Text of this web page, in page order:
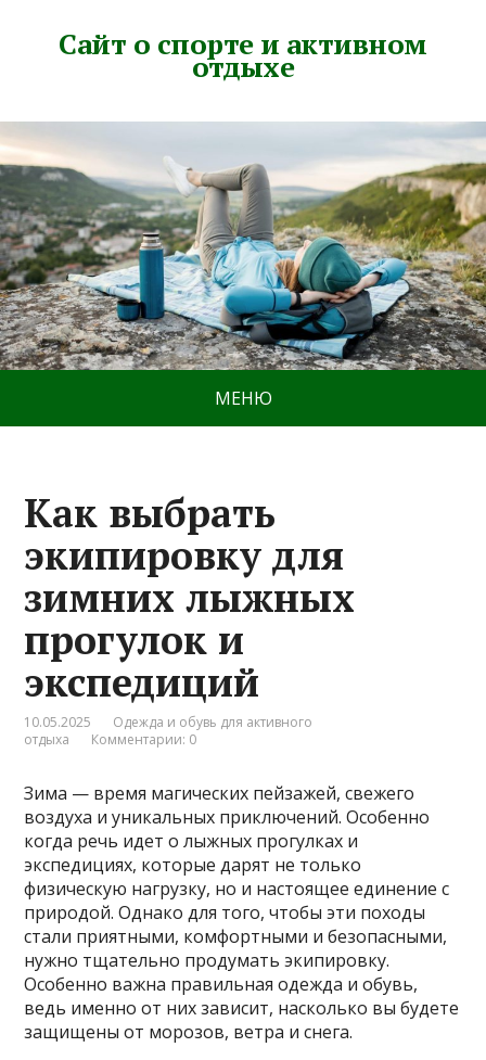
Сайт о спорте и активном
отдыхе
МЕНЮ
Как выбрать
экипировку для
зимних лыжных
прогулок и
экспедиций
10.05.2025
Одежда и обувь для активного
отдыха
Комментарии: 0
Зима — время магических пейзажей, свежего
воздуха и уникальных приключений. Особенно
когда речь идет о лыжных прогулках и
экспедициях, которые дарят не только
физическую нагрузку, но и настоящее единение с
природой. Однако для того, чтобы эти походы
стали приятными, комфортными и безопасными,
нужно тщательно продумать экипировку.
Особенно важна правильная одежда и обувь,
ведь именно от них зависит, насколько вы будете
защищены от морозов, ветра и снега.